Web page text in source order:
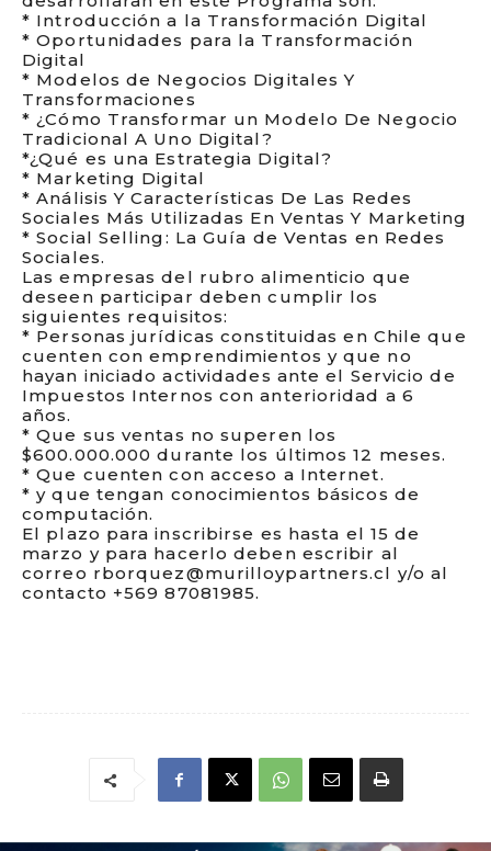
* Introducción a la Transformación Digital
* Oportunidades para la Transformación
Digital
* Modelos de Negocios Digitales Y
Transformaciones
* ¿Cómo Transformar un Modelo De Negocio
Tradicional A Uno Digital?
*¿Qué es una Estrategia Digital?
* Marketing Digital
* Análisis Y Características De Las Redes
Sociales Más Utilizadas En Ventas Y Marketing
* Social Selling: La Guía de Ventas en Redes
Sociales.
Las empresas del rubro alimenticio que
deseen participar deben cumplir los
siguientes requisitos:
* Personas jurídicas constituidas en Chile que
cuenten con emprendimientos y que no
hayan iniciado actividades ante el Servicio de
Impuestos Internos con anterioridad a 6
años.
* Que sus ventas no superen los
$600.000.000 durante los últimos 12 meses.
* Que cuenten con acceso a Internet.
* y que tengan conocimientos básicos de
computación.
El plazo para inscribirse es hasta el 15 de
marzo y para hacerlo deben escribir al
correo rborquez@murilloypartners.cl y/o al
contacto +569 87081985.